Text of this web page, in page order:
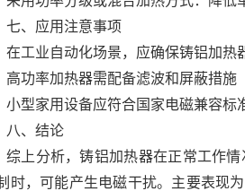
七、应用注意事项
在工业自动化场景，应确保铸铝加热
高功率加热器需配备滤波和屏蔽措施
小型家用设备应符合国家电磁兼容标
八、结论
综上分析，铸铝加热器在正常工作
时，可能产生电磁干扰。主要表现